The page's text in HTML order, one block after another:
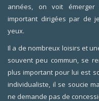
années, on voit
important dirigées par de
yeux.
Il a de nombreux loisirs et
souvent peu commun, se
plus important pour lui est
individualiste, il se soucie
ne demande pas de